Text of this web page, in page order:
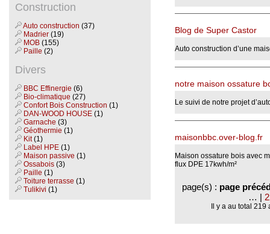
Construction
Auto construction (37)
Madrier (19)
MOB (155)
Paille (2)
Divers
BBC Effinergie (6)
Bio-climatique (27)
Confort Bois Construction (1)
DAN-WOOD HOUSE (1)
Garnache (3)
Géothermie (1)
Kit(1)
Label HPE (1)
Maison passive (1)
Ossabois (3)
Paille (1)
Toiture terrasse (1)
Tulikivi (1)
Blog de Super Castor
Auto construction d’une
notre maison ossature
Le suivi de notre projet
maisonbbc.over-blog.fr
Maison ossature bois avec
flux DPE 17kwh/m²
page(s) : page
… |
Il y a au total